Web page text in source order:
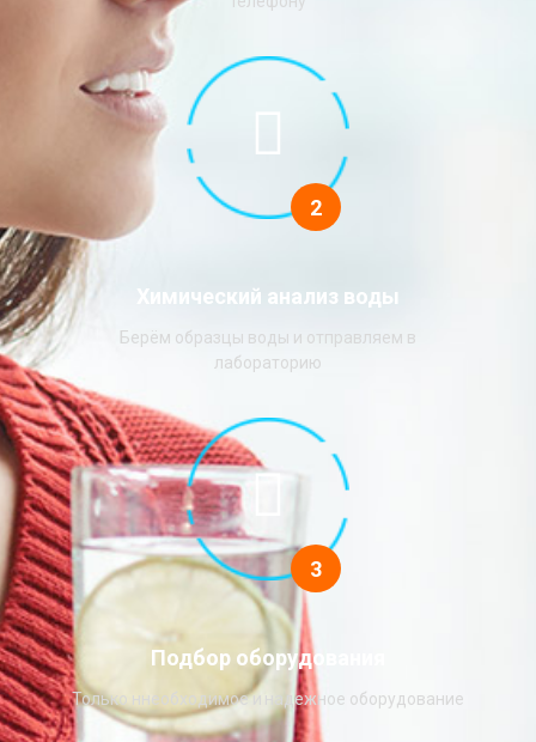
2
Химический анализ воды
Берём образцы воды и отправляем в
лабораторию
3
Подбор оборудования
Только ннеобходимое и надежное оборудование